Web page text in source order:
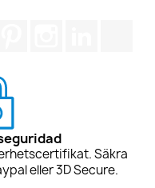
Säkra
eller 3D Secure.